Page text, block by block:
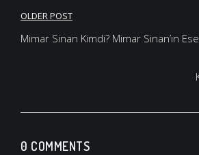
Yazı
gezinmesi
OLDER POST
Mimar Sinan Kimdi? Mimar Sinan’ın
0 COMMENTS